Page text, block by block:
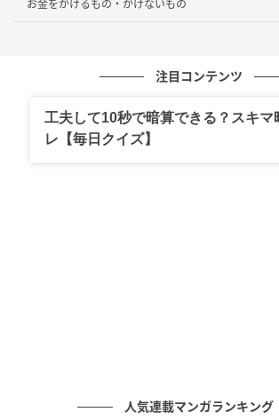
今年もダイソーに暑さ対策グッズが続
ます！毎年人気の折りたたみうちわも
お金をかけるもの・かけないもの
注目コンテンツ
工夫して10秒で暗算できる？スキマ
レ【毎日クイズ】
人気連載マンガランキング